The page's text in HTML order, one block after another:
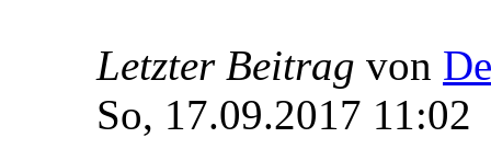
Letzter Beitrag von
So, 17.09.2017 11:02